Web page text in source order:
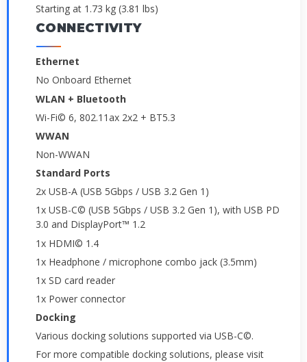
Starting at 1.73 kg (3.81 lbs)
CONNECTIVITY
Ethernet
No Onboard Ethernet
WLAN + Bluetooth
Wi-Fi© 6, 802.11ax 2x2 + BT5.3
WWAN
Non-WWAN
Standard Ports
2x USB-A (USB 5Gbps / USB 3.2 Gen 1)
1x USB-C© (USB 5Gbps / USB 3.2 Gen 1), with USB PD
3.0 and DisplayPort™ 1.2
1x HDMI© 1.4
1x Headphone / microphone combo jack (3.5mm)
1x SD card reader
1x Power connector
Docking
Various docking solutions supported via USB-C©.
For more compatible docking solutions, please visit